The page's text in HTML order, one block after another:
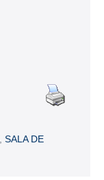
SALA DE